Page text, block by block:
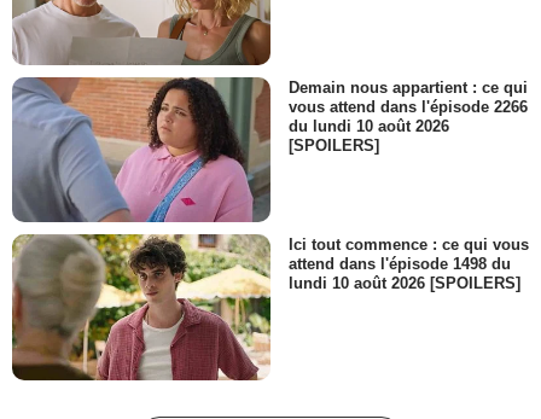
Demain nous appartient : ce qui
vous attend dans l'épisode 2266
du lundi 10 août 2026
[SPOILERS]
Ici tout commence : ce qui vous
attend dans l'épisode 1498 du
lundi 10 août 2026 [SPOILERS]